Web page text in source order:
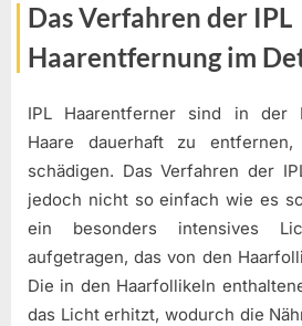
Das Verfahren der IPL
Haarentfernung im
IPL Haarentferner sind in der
Haare dauerhaft zu
schädigen. Das Verfahren der
jedoch nicht so einfach wie es
ein besonders intensives
aufgetragen, das von den
Die in den Haarfollikeln
das Licht erhitzt, wodurch die